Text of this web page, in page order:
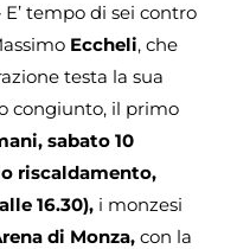
E’ tempo di sei contro
Eccheli, che
testa la sua
congiunto, il primo
sabato 10
riscaldamento,
16.30), i monzesi
di Monza, con la